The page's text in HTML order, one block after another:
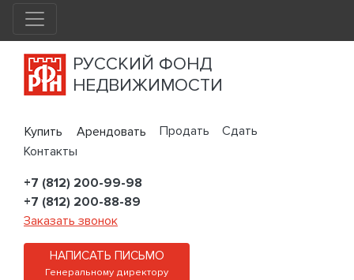
РУССКИЙ ФОНД
НЕДВИЖИМОСТИ
Купить Арендовать Продать
Сдать
Контакты
+7 (812) 200-99-98
+7 (812) 200-88-89
Заказать звонок
НАПИСАТЬ ПИСЬМО
Генеральному директору